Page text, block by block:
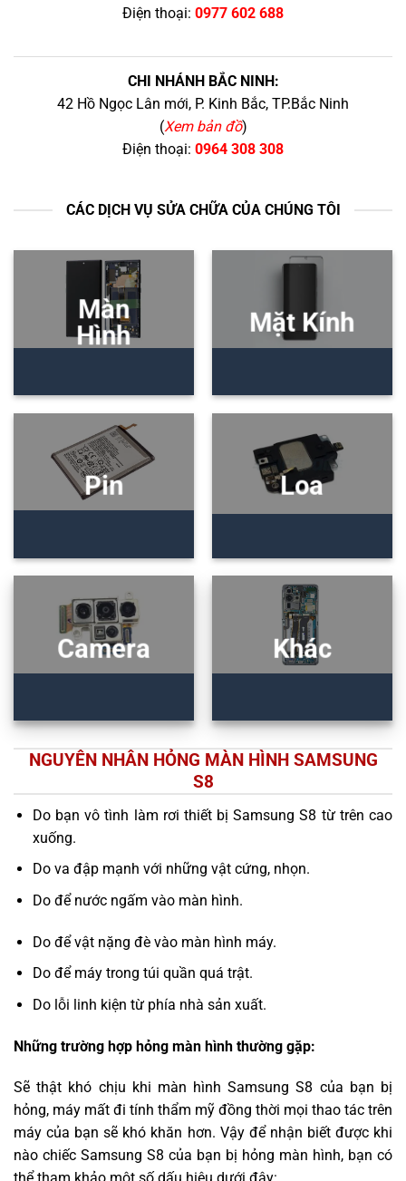
Điện thoại: 0977 602 688
CHI NHÁNH BẮC NINH:
42 Hồ Ngọc Lân mới, P. Kinh Bắc, TP.Bắc Ninh
(Xem bản đồ)
Điện thoại: 0964 308 308
CÁC DỊCH VỤ SỬA CHỮA CỦA CHÚNG TÔI
Màn
Hình
Mặt Kính
Pin Loa
Camera Khác
NGUYÊN NHÂN HỎNG MÀN HÌNH SAMSUNG
S8
Do bạn vô tình làm rơi thiết bị Samsung S8 từ trên cao
xuống.
Do va đập mạnh với những vật cứng, nhọn.
Do để nước ngấm vào màn hình.
Do để vật nặng đè vào màn hình máy.
Do để máy trong túi quần quá trật.
Do lỗi linh kiện từ phía nhà sản xuất.
Những trường hợp hỏng màn hình thường gặp:
Sẽ thật khó chịu khi màn hình Samsung S8 của bạn bị
hỏng, máy mất đi tính thẩm mỹ đồng thời mọi thao tác trên
máy của bạn sẽ khó khăn hơn. Vậy để nhận biết được khi
nào chiếc Samsung S8 của bạn bị hỏng màn hình, bạn có